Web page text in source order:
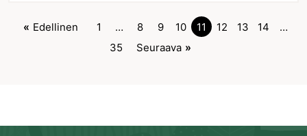
Edellinen 1 … 8 9 10 11 12 13 14
…
35
Seuraava